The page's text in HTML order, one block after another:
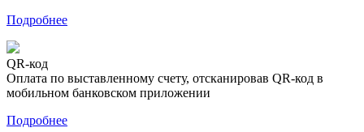
Подробнее
QR-код
Оплата по выставленному счету, отсканировав QR-код в
мобильном банковском приложении
Подробнее